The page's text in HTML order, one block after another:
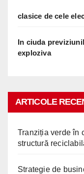
clasice de cele
In ciuda
exploziva
ARTICOLE
Tranziția verde în
structură
Strategie de